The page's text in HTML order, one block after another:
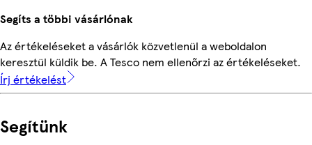
Segíts a többi vásárlónak
Az értékeléseket a vásárlók közvetlenül a weboldalon
keresztül küldik be. A Tesco nem ellenőrzi az értékeléseket.
Írj értékelést
Segítünk